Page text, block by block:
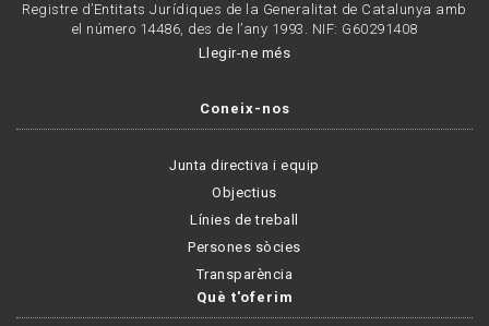
Registre d’Entitats Jurídiques de la Generalitat de Catalunya amb
el número 14486, des de l’any 1993. NIF: G60291408
Llegir-ne més
Coneix-nos
Junta directiva i equip
Objectius
Línies de treball
Persones sòcies
Transparència
Què t'oferim